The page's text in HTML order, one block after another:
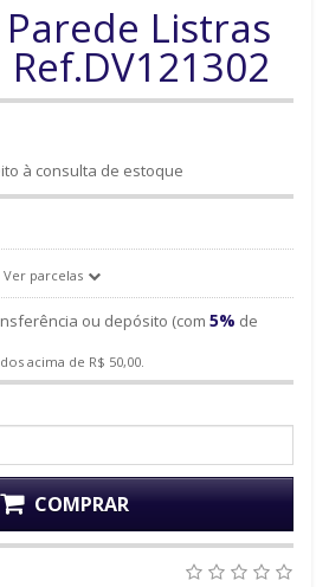
Listras
Ref.DV121302
à consulta de estoque
Ver parcelas
ou depósito (com 5% de
acima de R$ 50,00.
COMPRAR